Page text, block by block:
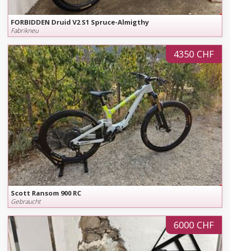
FORBIDDEN Druid V2 S1 Spruce-Almigthy
Fabrikneu
4350 CHF
Scott Ransom 900 RC
Gebraucht
6000 CHF